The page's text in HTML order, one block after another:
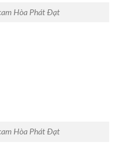
Hòa Phát Đạt
Hòa Phát Đạt